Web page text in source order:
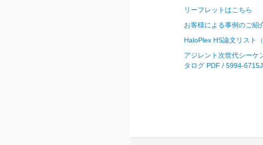
リーフレットはこちら
お客様による事例のご紹
HaloPlex HS論文リスト
アジレント次世代シーケ
タログ PDF / 5994-